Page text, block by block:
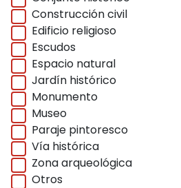
Construcción civil
Edificio religioso
Escudos
Espacio natural
Jardín histórico
Monumento
Museo
Paraje pintoresco
Vía histórica
Zona arqueológica
Otros